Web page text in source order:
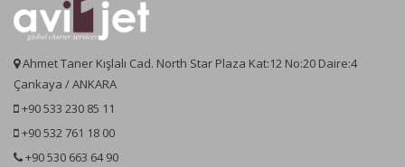
Ahmet Taner Kışlalı Cad. North Star Plaza Kat:12 No:20 Daire:4
Çankaya / ANKARA
+90 533 230 85 11
+90 532 761 18 00
+90 530 663 64 90